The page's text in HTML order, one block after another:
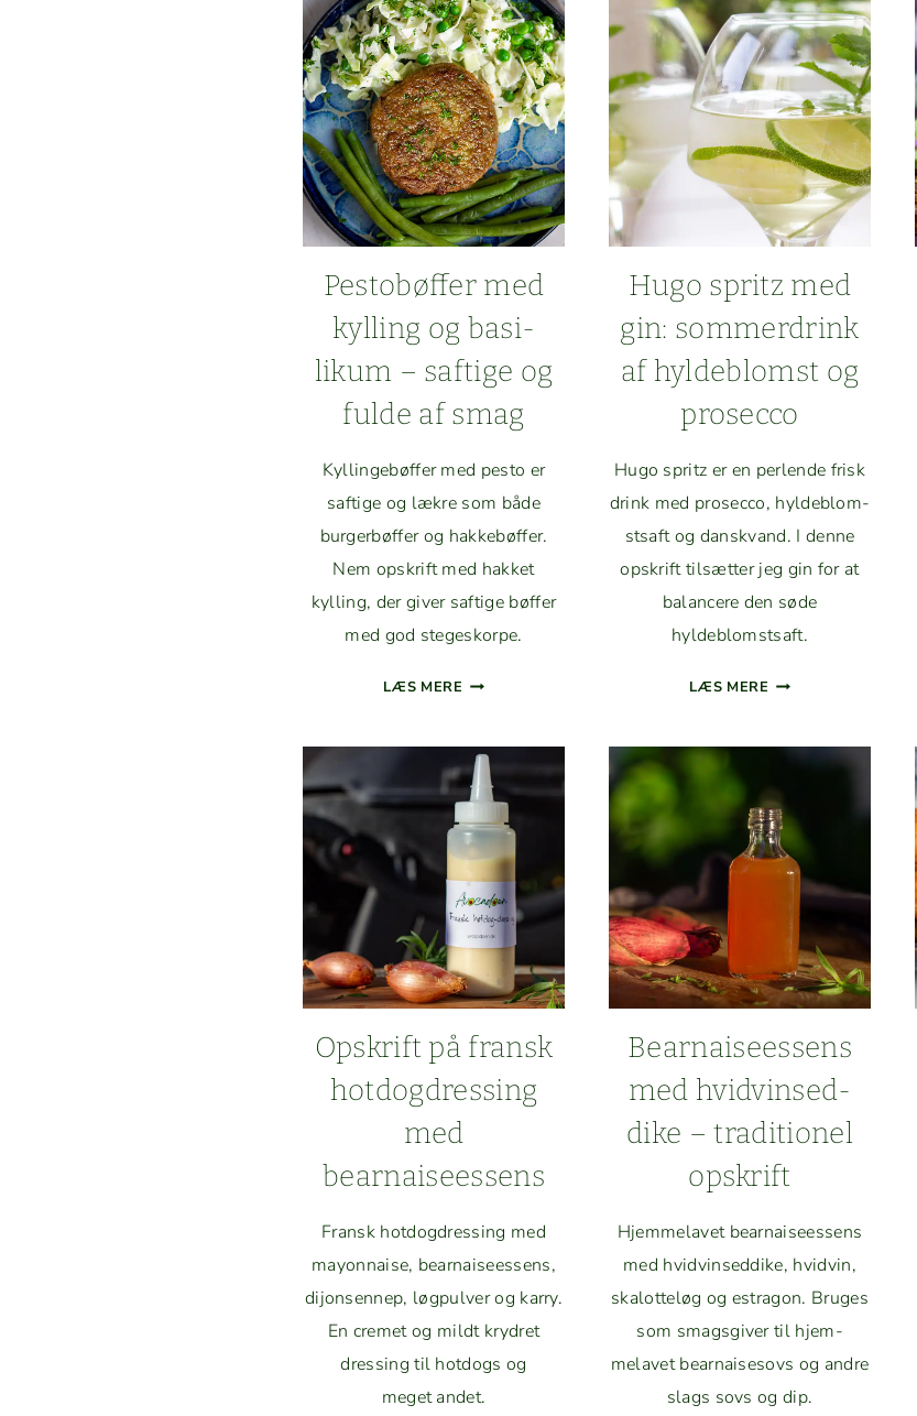
Pesto­bøf­fer med
kylling og basi­
likum – saftige og
fulde af smag
Kyllinge­bøf­fer med pesto er
saftige og lækre som både
burg­er­bøf­fer og hakke­bøf­fer.
Nem opskrift med hakket
kylling, der giv­er saftige bøf­fer
med god stegeskorpe.
LÆS MERE PESTO­
MED
KYLLING
BASI­
LIKUM
–
SAFTIGE
OG
FULDE
AF SMAG
Hugo spritz med
gin: som­mer­drink
af hylde­blomst og
prosecco
Hugo spritz er en per­lende frisk
drink med pros­ec­co, hylde­blom­
st­saft og dan­skvand. I denne
opskrift tilsæt­ter jeg gin for at
bal­ancere den søde
hyldeblomstsaft.
LÆS MERE HUGO
SOM­
MER­
DRINK
AF
HYLDE­
BLOMST
PROSECCO
Opskrift på fran­sk
hot­dog­dress­ing
med
bearnaiseessens
Fran­sk hot­dog­dress­ing med
may­on­naise, bear­naiseessens,
dijon­sen­nep, løg­pul­ver og kar­ry.
En cremet og mildt kry­dret
dress­ing til hot­dogs og
meget andet.
Bear­naiseessens
med hvid­vinsed­
dike – tra­di­tionel
opskrift
Hjem­melavet bear­naiseessens
med hvid­vinsed­dike, hvid­vin,
skalot­teløg og estragon. Bruges
som smags­giv­er til hjem­
melavet bear­nais­esovs og andre
slags sovs og dip.